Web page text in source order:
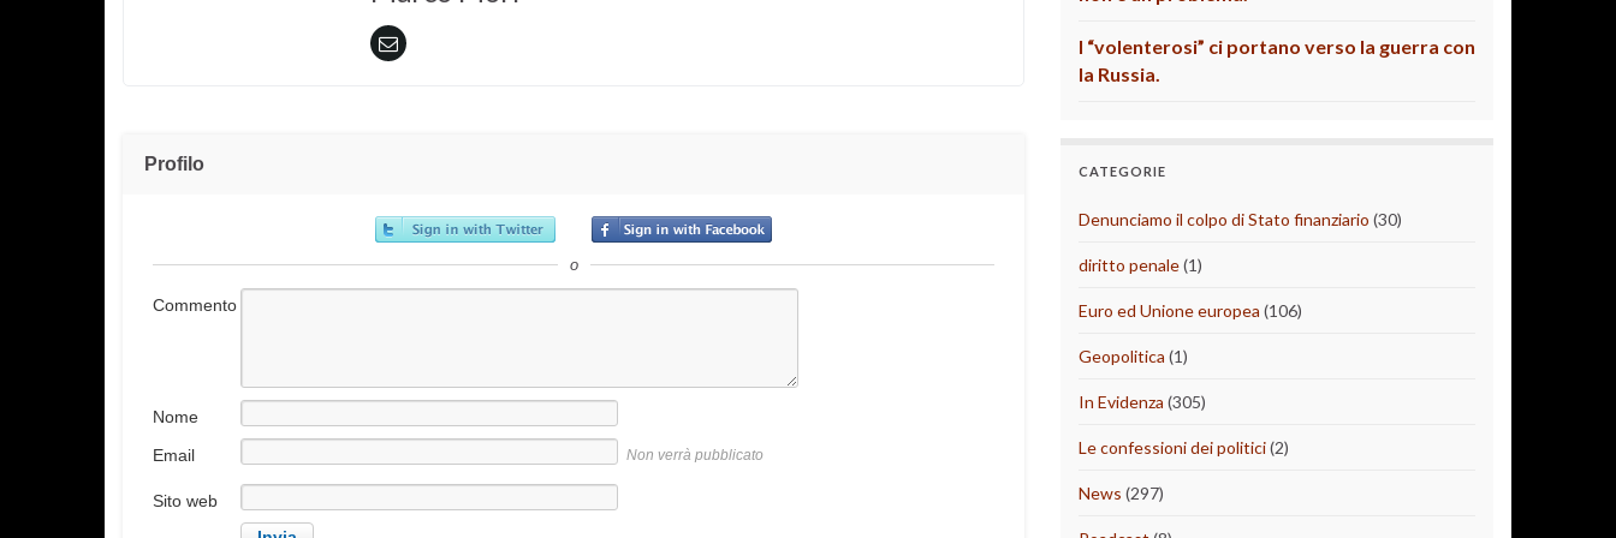
Profilo
o
Commento
Nome
Email
Non verrà pubblicato
Sito web
I “volenterosi” ci portano verso la guerra con
la Russia.
CATEGORIE
Denunciamo il colpo di Stato finanziario (30)
diritto penale(1)
Euro ed Unione europea (106)
Geopolitica (1)
In Evidenza (305)
Le confessioni dei politici(2)
News (297)